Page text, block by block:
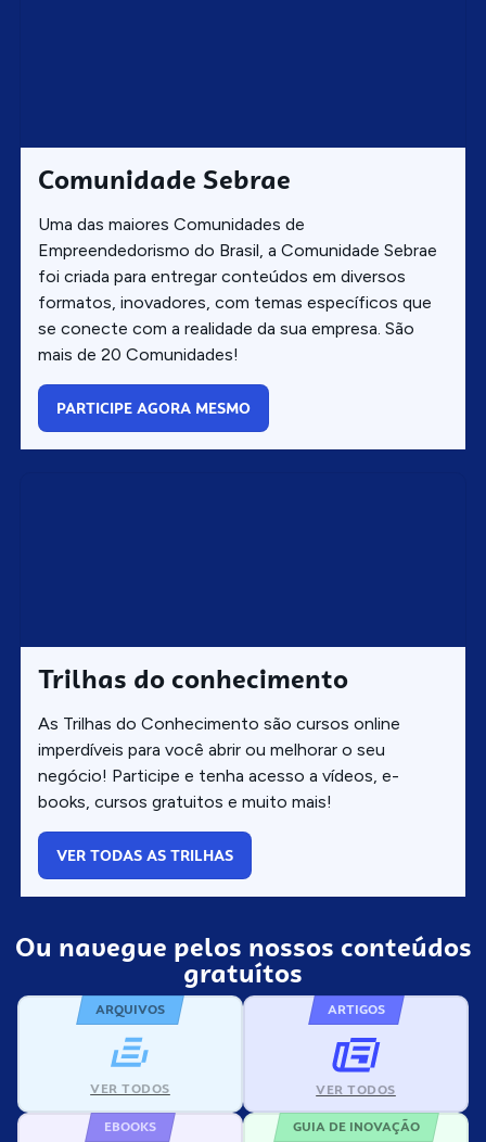
Comunidade Sebrae
Uma das maiores Comunidades de
Empreendedorismo do Brasil, a Comunidade Sebrae
foi criada para entregar conteúdos em diversos
formatos, inovadores, com temas específicos que
se conecte com a realidade da sua empresa. São
mais de 20 Comunidades!
PARTICIPE AGORA MESMO
Trilhas do conhecimento
As Trilhas do Conhecimento são cursos online
imperdíveis para você abrir ou melhorar o seu
negócio! Participe e tenha acesso a vídeos, e-
books, cursos gratuitos e muito mais!
VER TODAS AS TRILHAS
Ou navegue pelos nossos conteúdos
gratuítos
ARQUIVOS
VER TODOS
ARTIGOS
VER TODOS
EBOOKS GUIA DE INOVAÇÃO